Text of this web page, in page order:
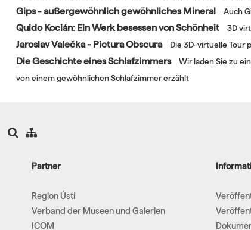
Gips - außergewöhnlich gewöhnliches Mineral Auch
Quido Kocián: Ein Werk besessen von Schönheit 3D
Jaroslav Valečka - Pictura Obscura Die 3D-virtuelle Tour
Die Geschichte eines Schlafzimmers
Wir laden Sie zu
von einem gewöhnlichen Schlafzimmer erzählt
Partner
Region Ústí
Verband der Museen und Galerien
ICOM